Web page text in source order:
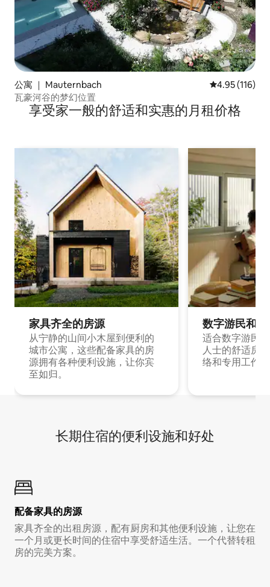
公寓 ｜ Mauternbach 平均评分 4.95
4.95 (116)
瓦豪河谷的梦幻位置
享受家一般的舒适和实惠的月租价格
家具齐全的房源
从宁静的山间小木屋到便利的
城市公寓，这些配备家具的房
源拥有各种便利设施，让你宾
至如归。
数字游民和
适合数字游民
人士的舒适房
络和专用工作
长期住宿的便利设施和好处
配备家具的房源
家具齐全的出租房源，配有厨房和其他便利设施，让您在
一个月或更长时间的住宿中享受舒适生活。一个代替转租
房的完美方案。